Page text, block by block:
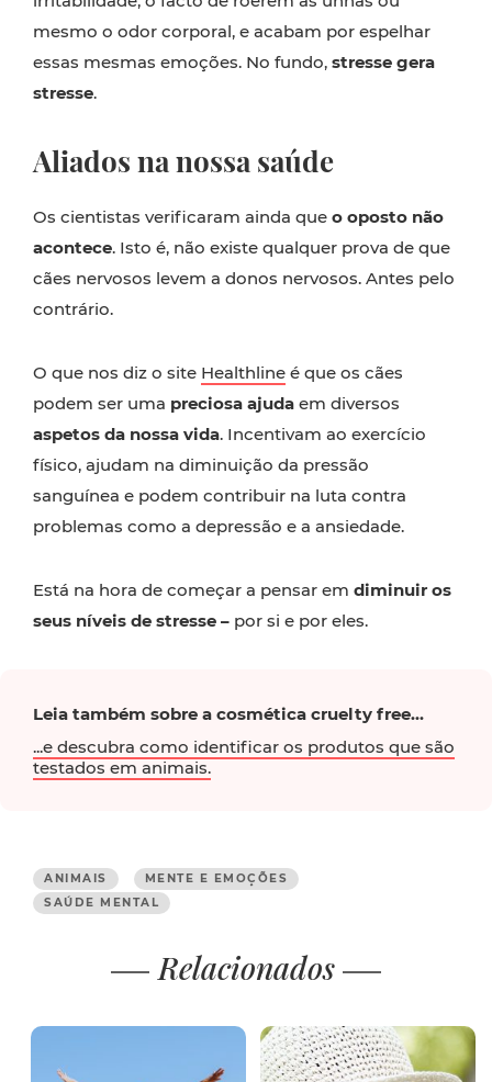
mesmo o odor corporal, e acabam por espelhar
essas mesmas emoções. No fundo, stresse gera
stresse.
Aliados na nossa saúde
Os cientistas verificaram ainda que o oposto não
acontece. Isto é, não existe qualquer prova de que
cães nervosos levem a donos nervosos. Antes pelo
contrário.
O que nos diz o site Healthline é que os cães
podem ser uma preciosa ajuda em diversos
aspetos da nossa vida. Incentivam ao exercício
físico, ajudam na diminuição da pressão
sanguínea e podem contribuir na luta contra
problemas como a depressão e a ansiedade.
Está na hora de começar a pensar em diminuir os
seus níveis de stresse – por si e por eles.
Leia também sobre a cosmética cruelty free...
...e descubra como identificar os produtos que são
testados em animais.
ANIMAIS
MENTE E EMOÇÕES
SAÚDE MENTAL
Relacionados